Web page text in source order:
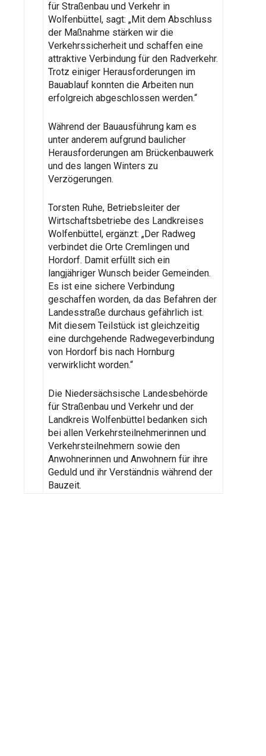
für Straßenbau und Verkehr in
Wolfenbüttel, sagt: „Mit dem Abschluss
der Maßnahme stärken wir die
Verkehrssicherheit und schaffen eine
attraktive Verbindung für den Radverkehr.
Trotz einiger Herausforderungen im
Bauablauf konnten die Arbeiten nun
erfolgreich abgeschlossen werden.“
Während der Bauausführung kam es
unter anderem aufgrund baulicher
Herausforderungen am Brückenbauwerk
und des langen Winters zu
Verzögerungen.
Torsten Ruhe, Betriebsleiter der
Wirtschaftsbetriebe des Landkreises
Wolfenbüttel, ergänzt: „Der Radweg
verbindet die Orte Cremlingen und
Hordorf. Damit erfüllt sich ein
langjähriger Wunsch beider Gemeinden.
Es ist eine sichere Verbindung
geschaffen worden, da das Befahren der
Landesstraße durchaus gefährlich ist.
Mit diesem Teilstück ist gleichzeitig
eine durchgehende Radwegeverbindung
von Hordorf bis nach Hornburg
verwirklicht worden.“
Die Niedersächsische Landesbehörde
für Straßenbau und Verkehr und der
Landkreis Wolfenbüttel bedanken sich
bei allen Verkehrsteilnehmerinnen und
Verkehrsteilnehmern sowie den
Anwohnerinnen und Anwohnern für ihre
Geduld und ihr Verständnis während der
Bauzeit.